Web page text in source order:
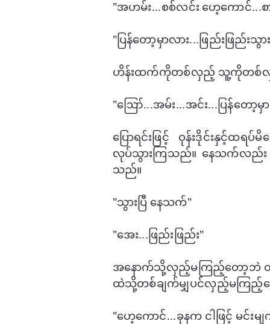
"အဟမ်း...စစ်လင်း ​ဟေ့​ကောင်...စာ
"ပြန်​တော့မှာလား...ဖြည်းဖြည်းသွာ
ဟိန်းထက်ကိုတစ်လှည့် သူ့ကိုတစ်လှ
"ဪ...အမ်း...အင်း...ပြန်​တော့
ပြောရင်းဖြင့် ဝုန်းဒိုင်းနှင့်
လုပ်သွားကြသည်။ ​နေသက်လည်း ​က
သည်။
"သွားပြီ ​နေသက်"
"​အေး...ဖြည်းဖြည်း​"
အ​နောက်သို့လှည့်မကြည့်​တော့ဘဲ
ထဲသို့တစ်ချက်မျှပင်လှည့်မကြည့်တ
"​ဟေ့​ကောင်...ခုနက ငါဖြင့် မင်း